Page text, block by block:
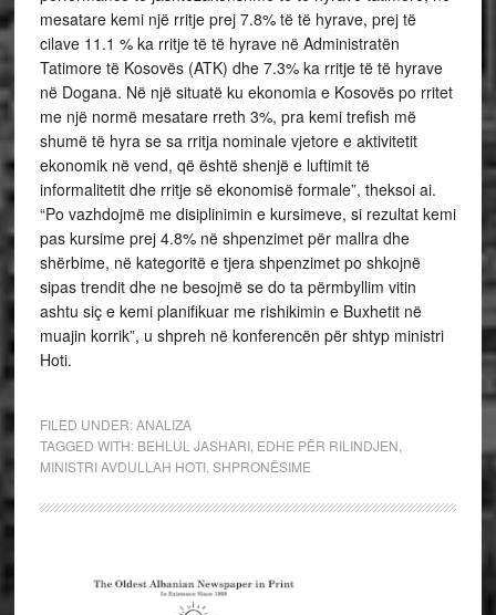
mesatare kemi një rritje prej 7.8% të të hyrave, prej të
cilave 11.1 % ka rritje të të hyrave në Administratën
Tatimore të Kosovës (ATK) dhe 7.3% ka rritje të të hyrave
në Dogana. Në një situatë ku ekonomia e Kosovës po rritet
me një normë mesatare rreth 3%, pra kemi trefish më
shumë të hyra se sa rritja nominale vjetore e aktivitetit
ekonomik në vend, që është shenjë e luftimit të
informalitetit dhe rritje së ekonomisë formale”, theksoi ai.
“Po vazhdojmë me disiplinimin e kursimeve, si rezultat kemi
pas kursime prej 4.8% në shpenzimet për mallra dhe
shërbime, në kategoritë e tjera shpenzimet po shkojnë
sipas trendit dhe ne besojmë se do ta përmbyllim vitin
ashtu siç e kemi planifikuar me rishikimin e Buxhetit në
muajin korrik”, u shpreh në konferencën për shtyp ministri
Hoti.
FILED UNDER:ANALIZA
TAGGED WITH: BEHLUL JASHARI, EDHE PËR RILINDJEN
MINISTRI AVDULLAH HOTI, SHPRONËSIME